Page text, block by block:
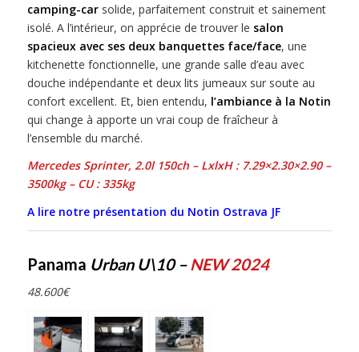
camping-carsolide, parfaitement construit et sainement
isolé. A l’intérieur, on apprécie de trouver le salon
spacieux avec ses deux banquettes face/face, une
kitchenette fonctionnelle, une grande salle d’eau avec
douche indépendante et deux lits jumeaux sur soute au
confort excellent. Et, bien entendu, l’ambiance à la Notin
qui change à apporte un vrai coup de fraîcheur à
l’ensemble du marché.
Mercedes Sprinter, 2.0l 150ch – LxlxH : 7.29×2.30×2.90 –
3500kg – CU : 335kg
A lire notre présentation du Notin Ostrava JF
Panama Urban U\10 –NEW 2024
48.600€